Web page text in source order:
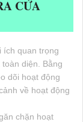
CỬA
ích quan trọng
diện. Bằng
dõi hoạt động
về hoạt động
chặn hoạt